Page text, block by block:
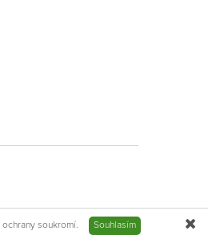
ochrany soukromí. Souhlasím